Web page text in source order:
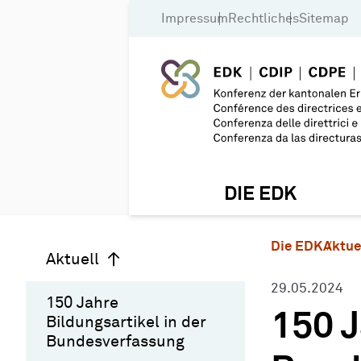
Impressum RechtlichesSitemap
DIE EDK
Aktuell
150 Jahre
Bildungsartikel in der
Bundesverfassung
Die EDK
29.05.2024
150